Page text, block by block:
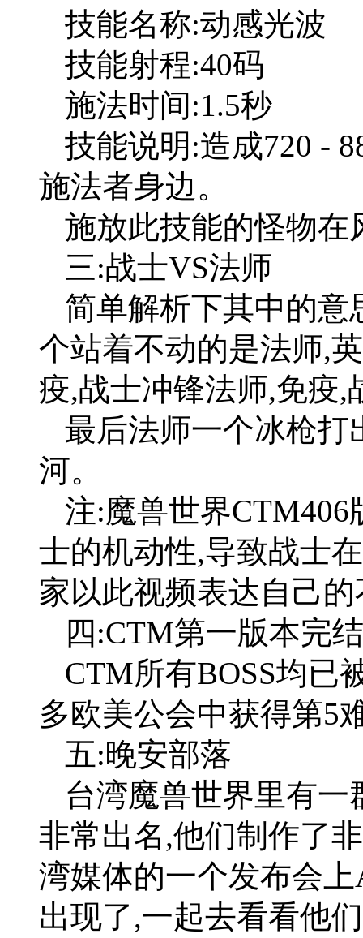
技能名称:动感光波
技能射程:40码
施法时间:1.5秒
技能说明:造成720 -
施法者身边。
施放此技能的怪物在
三:战士VS法师
简单解析下其中的意
个站着不动的是法师,
疫,战士冲锋法师,免
最后法师一个冰枪打
河。
注:魔兽世界
士的机动性,导致战士
家以此视频表达自己
四:CTM第一版本完结
CTM所有BOSS均已
多欧美公会中获得第5
五:晚安部落
台湾魔兽世界里有一
非常出名,他们制作了
湾媒体的一个发布会
出现了,一起去看看他